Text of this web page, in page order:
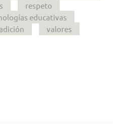
respeto
educativas
valores